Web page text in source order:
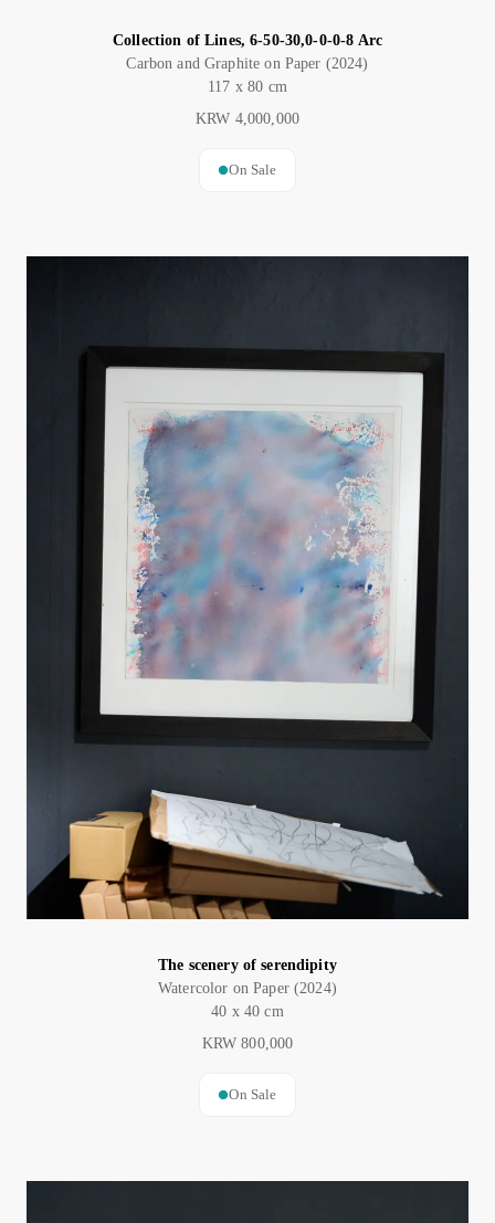
Collection of Lines, 6-50-30,0-0-0-8 Arc
Carbon and Graphite on Paper (2024)
117 x 80 cm
KRW 4,000,000
On Sale
The scenery of serendipity
Watercolor on Paper (2024)
40 x 40 cm
KRW 800,000
On Sale